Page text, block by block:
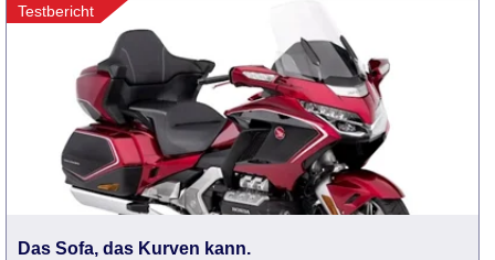
Testbericht
Das Sofa, das Kurven kann.